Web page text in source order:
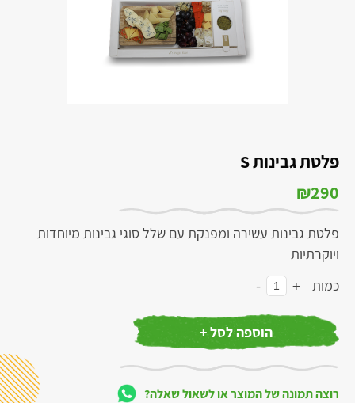
פלטת גבינות S
₪290
פלטת גבינות עשירה ומפנקת עם שלל סוגי גבינות מיוחדות
ויוקרתיות
כמות
+
-
הוספה לסל +
רוצה תמונה של המוצר או לשאול שאלה?